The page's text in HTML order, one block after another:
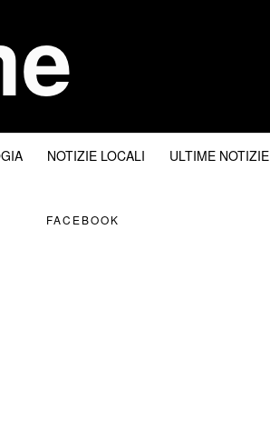
NOTIZIE LOCALI ULTIME NOTIZIE
FACEBOOK